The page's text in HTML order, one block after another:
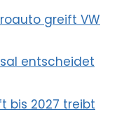
greift VW
entscheidet
bis 2027 treibt